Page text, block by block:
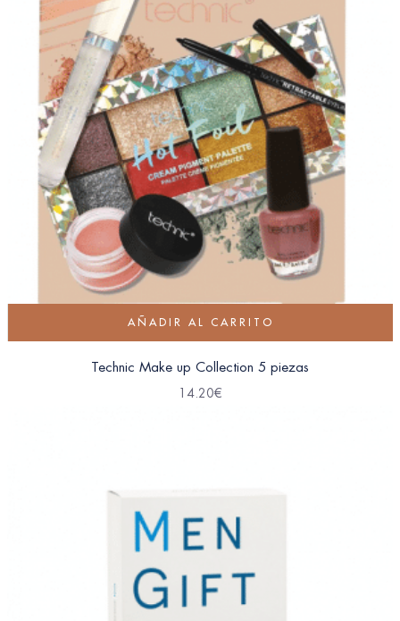
AÑADIR AL CARRITO
Technic Make up Collection 5 piezas
14.20€